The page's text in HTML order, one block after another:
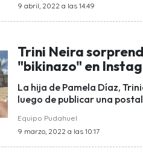
9 abril, 2022 a las 14:49
Trini Neira
"bikinazo" en
La hija de Pamela Díaz,
luego de publicar una
Equipo Pudahuel
9 marzo, 2022 a las 10:17